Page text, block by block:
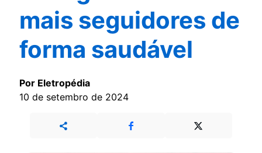
mais seguidores de
forma saudável
Por Eletropédia
10 de setembro de 2024